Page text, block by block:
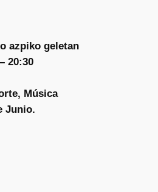
azpiko geletan
20:30
Música
Junio.